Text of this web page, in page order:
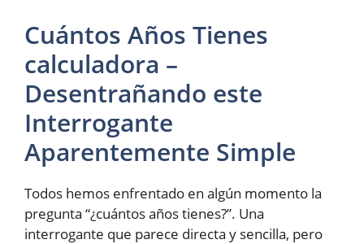
Cuántos Años Tienes
calculadora –
Desentrañando este
Interrogante
Aparentemente Simple
Todos hemos enfrentado en algún momento la
pregunta “¿cuántos años tienes?”. Una
interrogante que parece directa y sencilla, pero